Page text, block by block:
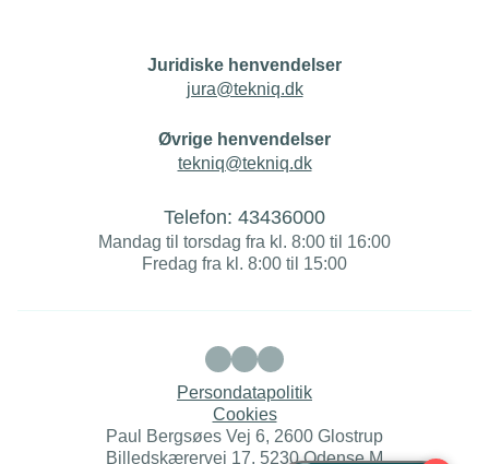
Juridiske henvendelser
jura@tekniq.dk
Øvrige henvendelser
tekniq@tekniq.dk
Telefon: 43436000
Mandag til torsdag fra kl. 8:00 til 16:00
Fredag fra kl. 8:00 til 15:00
Persondatapolitik
Cookies
Paul Bergsøes Vej 6, 2600 Glostrup
Billedskærervej 17, 5230 Odense M